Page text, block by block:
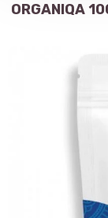
ORGANIQA